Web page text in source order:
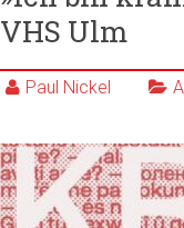
VHS Ulm
Paul Nickel